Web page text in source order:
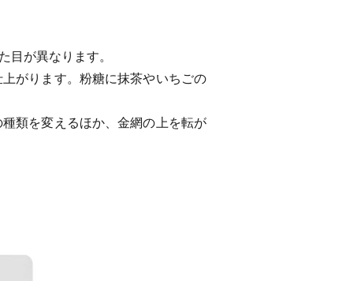
目が異なります。
がります。粉糖に抹茶やいちごの
類を変えるほか、金網の上を転が